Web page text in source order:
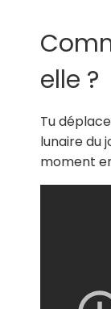
elle ?
Tu
lunaire du
moment